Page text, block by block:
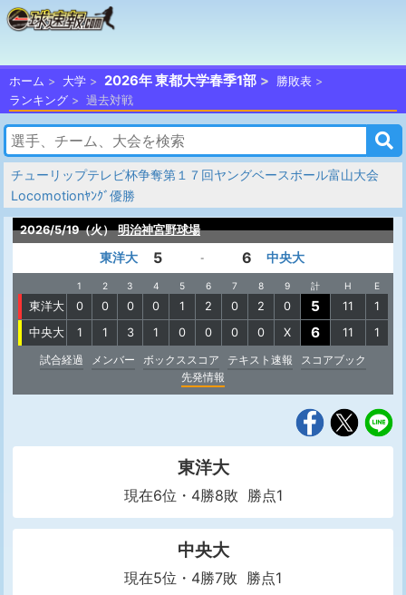
ホーム 大学 2026年 東都大学春季1部
勝敗表
ランキング
過去対戦
チューリップテレビ杯争奪第１７回ヤングベースボール富山大会
Locomotionﾔﾝｸﾞ優勝
2026/5/19（火） 明治神宮野球場
東洋大 5 - 6 中央大
1 2 3 4 5 6 7 8 9 計 H E
東洋大 0 0 0 0 1 2 0 2 0 5 11
1
中央大
1 1 3 1 0 0 0 0 X 6 11
1
試合経過
メンバー ボックススコア テキスト速報
スコアブック
先発情報
東洋大
現在6位・4勝8敗 勝点1
中央大
現在5位・4勝7敗 勝点1